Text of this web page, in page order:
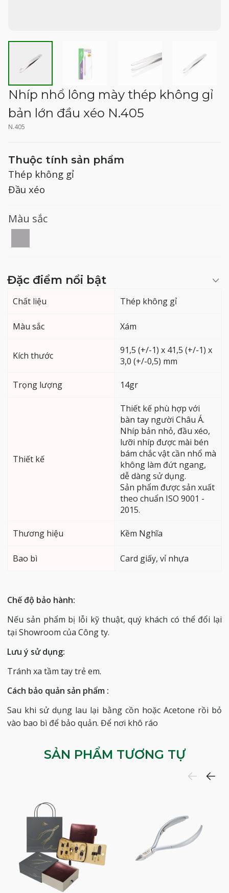
Nhíp nhổ lông mày thép không gỉ
bản lớn đầu xéo N.405
N.405
Thuộc tính sản phẩm
Thép không gỉ
Đầu xéo
Màu sắc
Đặc điểm nổi bật
Chất liệu Thép không gỉ
Màu sắc Xám
Kích thước
91,5 (+/-1) x 41,5 (+/-1) x
3,0 (+/-0,5) mm
Trọng lượng 14gr
Thiết kế
Thiết kế phù hợp với
bàn tay người Châu Á.
Nhíp bản nhỏ, đầu xéo,
lưỡi nhíp được mài bén
bám chắc vật cần nhổ mà
không làm đứt ngang,
dễ dàng sử dụng.
Sản phẩm được sản xuất
theo chuẩn ISO 9001 -
2015.
Thương hiệu Kềm Nghĩa
Bao bì Card giấy, vỉ nhựa
Chế độ bảo hành:
Nếu sản phẩm bị lỗi kỹ thuật, quý khách có thể đổi lại
tại Showroom của Công ty.
Lưu ý sử dụng:
Tránh xa tầm tay trẻ em.
Cách bảo quản sản phẩm :
Sau khi sử dụng lau lại bằng cồn hoặc Acetone rồi bỏ
vào bao bì để bảo quản. Để nơi khô ráo
SẢN PHẨM TƯƠNG TỰ